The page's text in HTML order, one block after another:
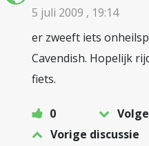
5 juli 2009 , 19:14
er zweeft iets
Cavendish. Hopelijk
fiets.
0
Vorige discussie